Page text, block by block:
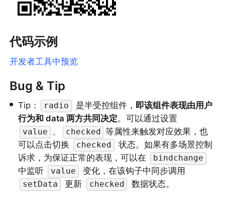
代码示例
开发者工具中预览
Bug & Tip
• Tip： radio 是半受控组件， 即该组件表现由用户
行为和 data 两方共同决定
value 、 checked
等属性来触发对应效果，也
可以点击切换
checked
状态。如果有多场景控制
诉求，为保证正常的表现，可以在
bindchange
中监听 value
setData 更新 checked 数据状态。